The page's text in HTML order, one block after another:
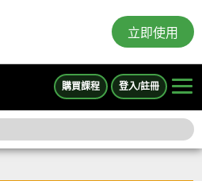
立即使用
購買課程 登入/註冊